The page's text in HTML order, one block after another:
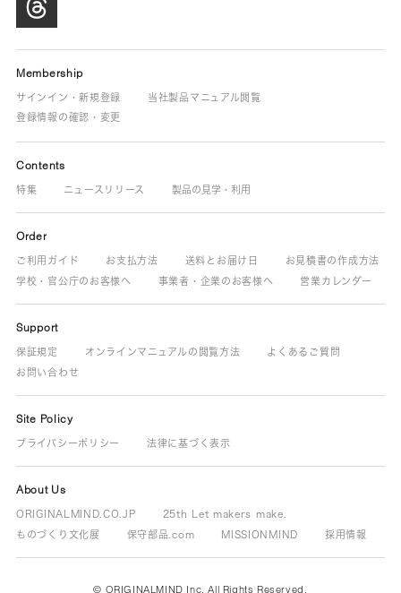
Membership
サインイン・新規登録
当社製品マニュアル閲覧
登録情報の確認・変更
Contents
特集 ニュースリリース 製品の見学・利用
Order
ご利用ガイド お支払方法 送料とお届け日
お見積書の作成方法
学校・官公庁のお客様へ
事業者・企業のお客様へ 営業カレンダー
Support
保証規定 オンラインマニュアルの閲覧方法
よくあるご質問
お問い合わせ
Site Policy
プライバシーポリシー 法律に基づく表示
About Us
ORIGINALMIND.CO.JP
25th Let makers make.
ものづくり文化展
保守部品.com MISSIONMIND 採用情報
© ORIGINALMIND Inc. All Rights Reserved.